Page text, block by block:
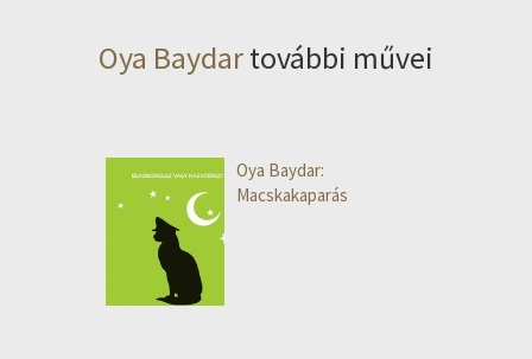
Oya Baydartovábbi művei
Oya Baydar:
Macskakaparás